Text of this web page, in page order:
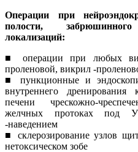
Операции при
полости,
локализаций:
■ операции при любых
проленовой, викрил -
■ пункционные и
внутреннего дренирования
печени чрескожно-
желчных протоках под
-наведением
■ склерозирование узлов
нетоксическом зобе